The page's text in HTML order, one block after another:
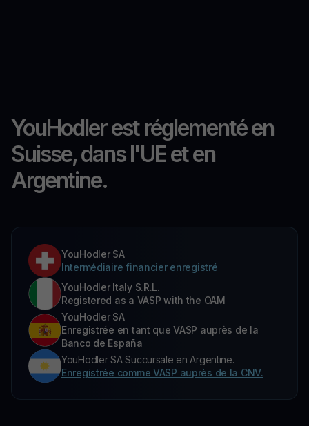
YouHodler est réglementé en
Suisse, dans l'UE et en
Argentine.
YouHodler SA
Intermédiaire financier enregistré
YouHodler Italy S.R.L.
Registered as a VASP with the OAM
YouHodler SA
Enregistrée en tant que VASP auprès de la
Banco de España
YouHodler SA Succursale en Argentine.
Enregistrée comme VASP auprès de la CNV.